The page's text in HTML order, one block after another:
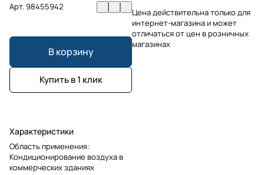
Арт.98455942
В корзину
Купить в 1 клик
Характеристики
Область применения:
Кондиционирование воздуха в
коммерческих зданиях
Цена действительна только для
интернет-магазина и может
отличаться от цен в розничных
магазинах